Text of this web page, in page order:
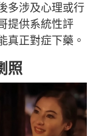
多涉及心理或行
提供系統性評
真正對症下藥。
照